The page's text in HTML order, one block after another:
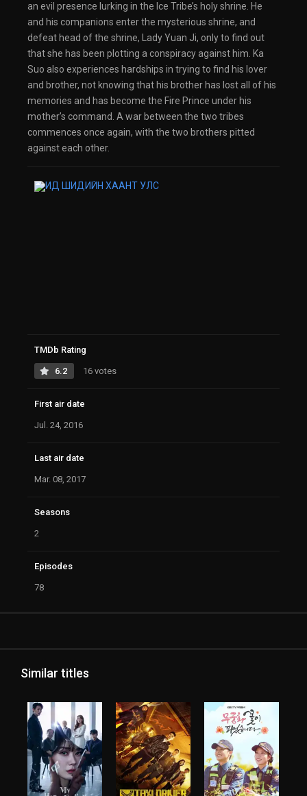
an evil presence lurking in the Ice Tribe’s holy shrine. He
and his companions enter the mysterious shrine, and
defeat head of the shrine, Lady Yuan Ji, only to find out
that she has been plotting a conspiracy against him. Ka
Suo also experiences hardships in trying to find his lover
and brother, not knowing that his brother has lost all of his
memories and has become the Fire Prince under his
mother’s command. A war between the two tribes
commences once again, with the two brothers pitted
against each other.
TMDb Rating
6.2 16 votes
First air date
Jul. 24, 2016
Last air date
Mar. 08, 2017
Seasons
2
Episodes
78
Similar titles